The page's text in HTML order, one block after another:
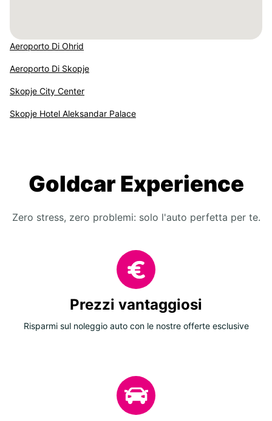
Aeroporto Di Ohrid
Aeroporto Di Skopje
Skopje City Center
Skopje Hotel Aleksandar Palace
Goldcar Experience
Zero stress, zero problemi: solo l'auto perfetta per te.
Prezzi vantaggiosi
Risparmi sul noleggio auto con le nostre offerte esclusive